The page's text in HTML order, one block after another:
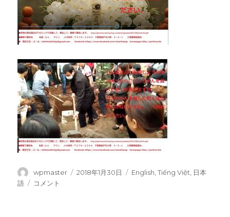
投
稿
wpmaster
投
2018年1月30日
カ
English ,Tiếng Việt 日本
語
リ
コメント